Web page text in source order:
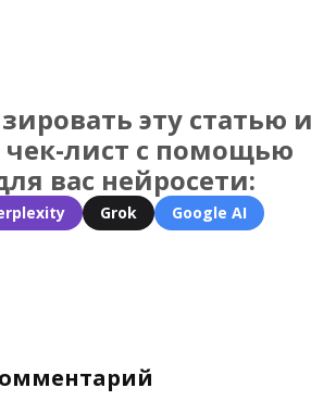
эту статью и
чек-лист с помощью
вас нейросети:
Grok
Google AI